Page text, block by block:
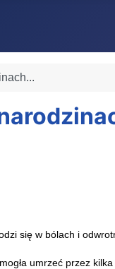
się w bólach i
umrzeć przez